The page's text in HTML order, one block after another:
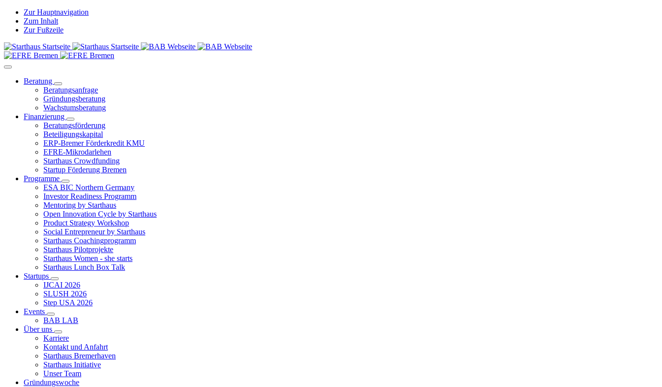
Zur Hauptnavigation
Zum Inhalt
Zur Fußzeile
Beratung
Beratungsanfrage
Gründungsberatung
Wachstumsberatung
Finanzierung
Beratungsförderung
Beteiligungskapital
ERP-Bremer Förderkredit KMU
EFRE-Mikrodarlehen
Starthaus Crowdfunding
Startup Förderung Bremen
Programme
ESA BIC Northern Germany
Investor Readiness Programm
Mentoring by Starthaus
Open Innovation Cycle by Starthaus
Product Strategy Workshop
Social Entrepreneur by Starthaus
Starthaus Coachingprogramm
Starthaus Pilotprojekte
Starthaus Women - she starts
Starthaus Lunch Box Talk
Startups
IJCAI 2026
SLUSH 2026
Step USA 2026
Events
BAB LAB
Über uns
Karriere
Kontakt und Anfahrt
Starthaus Bremerhaven
Starthaus Initiative
Unser Team
Gründungswoche